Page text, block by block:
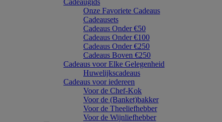
Cadeaugids
Onze Favoriete Cadeaus
Cadeausets
Cadeaus Onder €50
Cadeaus Onder €100
Cadeaus Onder €250
Cadeaus Boven €250
Cadeaus voor Elke Gelegenheid
Huwelijkscadeaus
Cadeaus voor iedereen
Voor de Chef-Kok
Voor de (Banket)bakker
Voor de Theeliefhebber
Voor de Wijnliefhebber